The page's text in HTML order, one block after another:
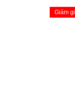
Giảm